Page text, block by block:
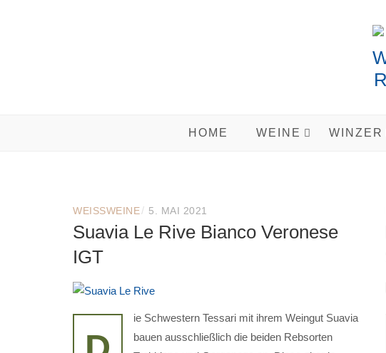
HOME WEINE WINZER
WEISSWEINE / 5. MAI 2021
Suavia Le Rive Bianco Veronese
IGT
ie Schwestern Tessari mit ihrem Weingut Suavia
bauen ausschließlich die beiden Rebsorten